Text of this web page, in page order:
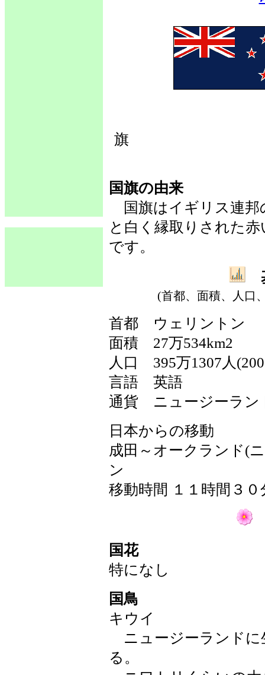
国旗の由来
国旗はイギリス連邦
と白く縁取りされた
です。
(首都、面積、人口
首都 ウェリントン
面積 27万534km2
人口
395万1307人
言語 英語
通貨 ニュージーラン
日本からの移動
成田～オークランド(
ン
移動時間 １１時間３０
国花
特になし
国鳥
キウイ
ニュージーランドに
る。